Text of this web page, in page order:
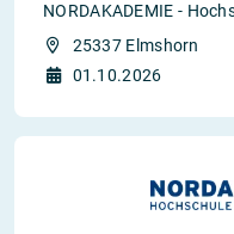
NORDAKADEMIE -
25337 Elmshorn
01.10.2026